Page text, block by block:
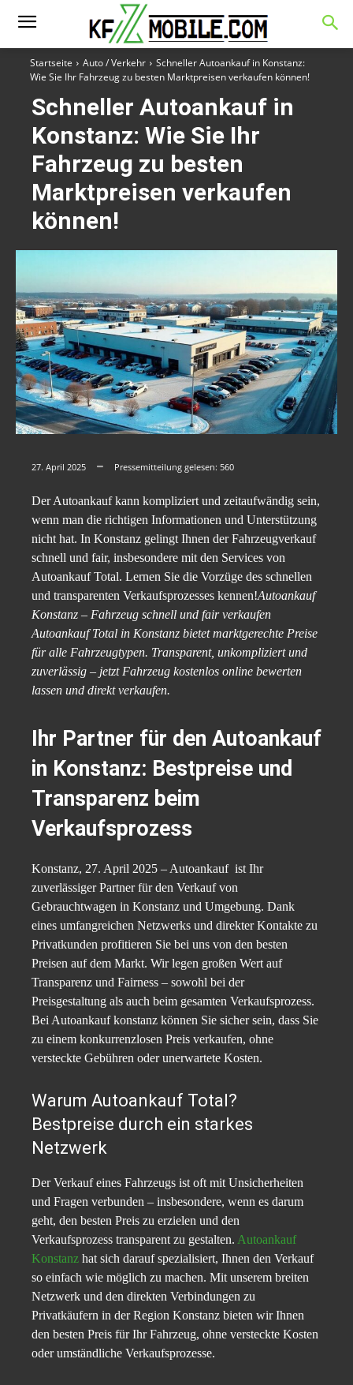
Startseite Auto / Verkehr
Schneller Autoankauf in Konstanz:
Wie Sie Ihr Fahrzeug zu besten Marktpreisen verkaufen können!
Schneller Autoankauf in
Konstanz: Wie Sie Ihr
Fahrzeug zu besten
Marktpreisen verkaufen
können!
27. April 2025 Pressemitteilung gelesen: 560
Der Autoankauf kann kompliziert und zeitaufwändig sein,
wenn man die richtigen Informationen und Unterstützung
nicht hat. In Konstanz gelingt Ihnen der Fahrzeugverkauf
schnell und fair, insbesondere mit den Services von
Autoankauf Total. Lernen Sie die Vorzüge des schnellen
und transparenten Verkaufsprozesses kennen!Autoankauf
Konstanz – Fahrzeug schnell und fair verkaufen
Autoankauf Total in Konstanz bietet marktgerechte Preise
für alle Fahrzeugtypen. Transparent, unkompliziert und
zuverlässig – jetzt Fahrzeug kostenlos online bewerten
lassen und direkt verkaufen.
Ihr Partner für den Autoankauf
in Konstanz: Bestpreise und
Transparenz beim
Verkaufsprozess
Konstanz, 27. April 2025 – Autoankauf ist Ihr
zuverlässiger Partner für den Verkauf von
Gebrauchtwagen in Konstanz und Umgebung. Dank
eines umfangreichen Netzwerks und direkter Kontakte zu
Privatkunden profitieren Sie bei uns von den besten
Preisen auf dem Markt. Wir legen großen Wert auf
Transparenz und Fairness – sowohl bei der
Preisgestaltung als auch beim gesamten Verkaufsprozess.
Bei Autoankauf konstanz können Sie sicher sein, dass Sie
zu einem konkurrenzlosen Preis verkaufen, ohne
versteckte Gebühren oder unerwartete Kosten.
Warum Autoankauf Total?
Bestpreise durch ein starkes
Netzwerk
Der Verkauf eines Fahrzeugs ist oft mit Unsicherheiten
und Fragen verbunden – insbesondere, wenn es darum
geht, den besten Preis zu erzielen und den
Verkaufsprozess transparent zu gestalten. Autoankauf
Konstanz hat sich darauf spezialisiert, Ihnen den Verkauf
so einfach wie möglich zu machen. Mit unserem breiten
Netzwerk und den direkten Verbindungen zu
Privatkäufern in der Region Konstanz bieten wir Ihnen
den besten Preis für Ihr Fahrzeug, ohne versteckte Kosten
oder umständliche Verkaufsprozesse.